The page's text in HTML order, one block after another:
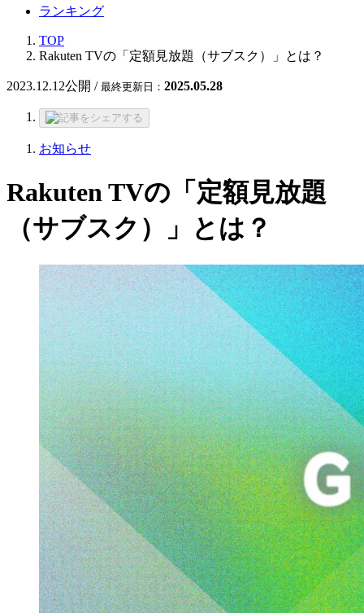
ランキング
TOP
Rakuten TVの「定額見放題（サブスク）」とは？
2023.12.12公開 / 最終更新日： 2025.05.28
お知らせ
Rakuten TVの「定額見放題
（サブスク）」とは？